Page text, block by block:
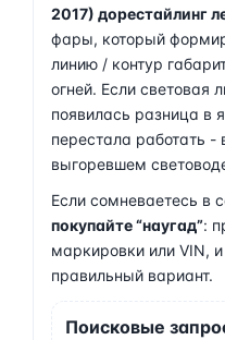
2017) дорестайлинг
фары, который
линию / контур
огней. Если световая
появилась разница в
перестала работать
выгоревшем
Если сомневаетесь в
покупайте “наугад”:
маркировки или VIN,
правильный вариант.
Поисковые